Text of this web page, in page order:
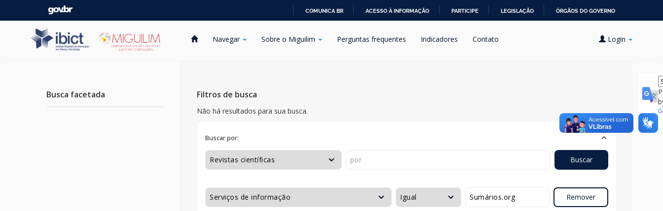
PARA
COMUNICA BR ACESSO À INFORMAÇÃO PARTICIPE LEGISLAÇÃO ÓRGÃOS DO GOVERNO
Navegar Sobre o Miguilim Perguntas frequentes Indicadores Contato Login
Busca facetada Filtros de busca
Não há resultados para sua busca.
Buscar por:
Buscar
Remover